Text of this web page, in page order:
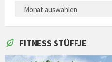
ARCHIVES
FITNESS STÜFFJE